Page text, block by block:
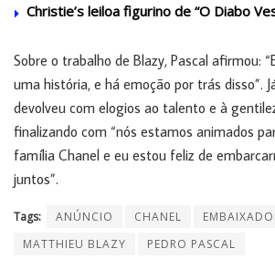
Christie’s leiloa figurino de “O Diabo
Sobre o trabalho de Blazy, Pascal afirmou:
uma história, e há emoção por trás disso”.
devolveu com elogios ao talento e à
finalizando com “nós estamos animados
família Chanel e eu estou feliz de
juntos”.
Tags: ANÚNCIO CHANEL
MATTHIEU BLAZY
PEDRO PASCAL